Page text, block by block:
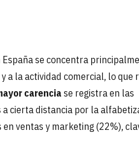
se concentra
a la actividad comercial, lo que
carencia se registra en las
cierta distancia por la
ventas y marketing (22%),